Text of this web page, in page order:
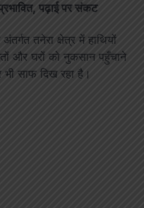
पढ़ाई पर संकट
तनेरा क्षेत्र में हाथियों
और घरों को नुकसान पहुँचाने
साफ दिख रहा है।